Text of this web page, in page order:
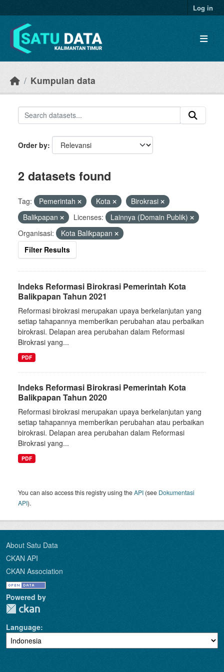
Log in
Kumpulan data
Order by
2 datasets found
Tag: Pemerintah Kota
Birokrasi
Balikpapan
Licenses:
Lainnya (Domain Publik)
Organisasi:
Kota Balikpapan
Filter Results
Indeks Reformasi Birokrasi Pemerintah Kota
Balikpapan Tahun 2021
Reformasi birokrasi merupakan upaya berkelanjutan yang
setiap tahapannya memberikan perubahan atau perbaikan
birokrasi. Delapan area perubahan dalam Reformasi
Birokrasi yang...
PDF
Indeks Reformasi Birokrasi Pemerintah Kota
Balikpapan Tahun 2020
Reformasi birokrasi merupakan upaya berkelanjutan yang
setiap tahapannya memberikan perubahan atau perbaikan
birokrasi. Delapan area perubahan dalam Reformasi
Birokrasi yang...
PDF
You can also access this registry using theAPI (see Dokumentasi
API).
About Satu Data
CKAN API
CKAN Association
Powered by
Language